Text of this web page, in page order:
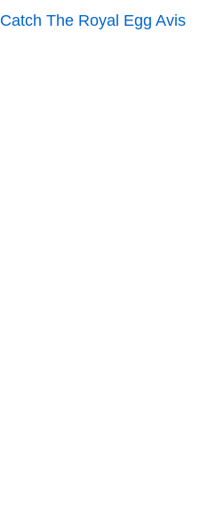
Catch The Royal Egg Avis